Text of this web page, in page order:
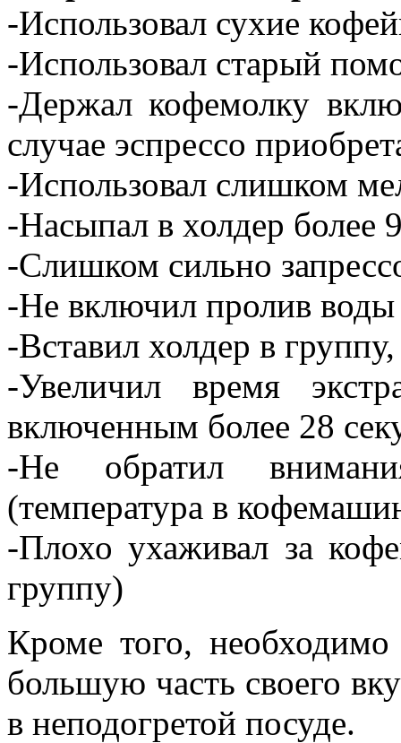
-Использовал сухие
-Использовал старый
-Держал кофемолку
случае эспрессо
-Использовал слишком
-Насыпал в холдер более
-Слишком сильно
-Не включил пролив воды
-Вставил холдер в
-Увеличил время
включенным более 28
-Не обратил
(температура в
-Плохо ухаживал за
группу)
Кроме того, необходимо
большую часть своего
в неподогретой посуде.